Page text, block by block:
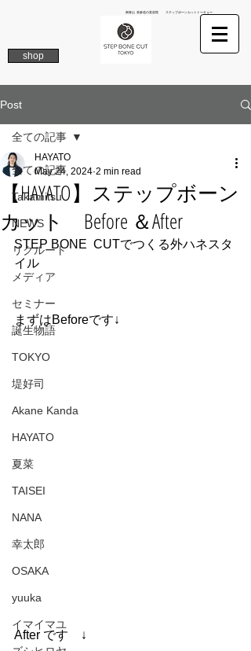
南青山 表参道の美容院 ステップボーンカットトーキョー
shop
Post
全ての記事
Takamitsu
NEWS
リクルート
メディア
セミナー
誕生物語
TOKYO
堤好司
Akane Kanda
HAYATO
夏菜
TAISEI
NANA
幸太郎
OSAKA
yuuka
イマイマユ
全ての記事
【HAYATO】ステップボーン
カット Before ＆After
HAYATO
May 24, 2024 2 min read
STEP BONE  CUTでつくる外ハネスタ
イル
まずはBeforeです↓
After です　↓